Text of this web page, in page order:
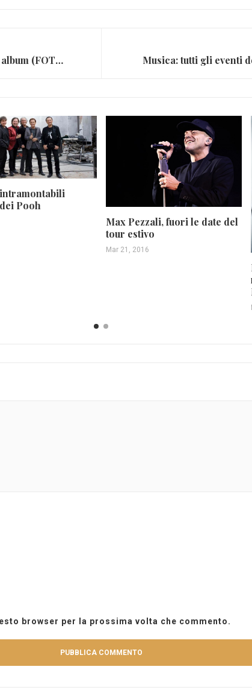
Kings Of Leon: nel 2016 un nuovo album (FOTO) Musica: tutti gli eventi
Pooh
Max Pezzali, fuori le date del
tour estivo
Mar 21, 2016
browser per la prossima volta che commento.